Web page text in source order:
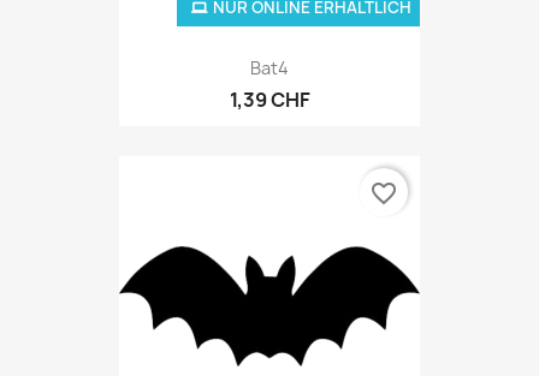
Bat4
1,39 CHF
NUR ONLINE ERHÄLTLICH
favorite_border